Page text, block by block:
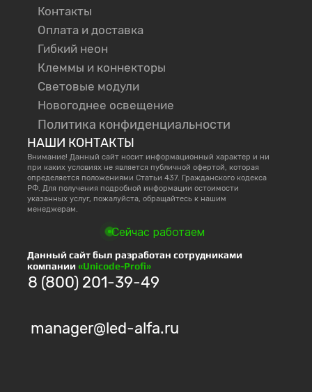
Контакты
Оплата и доставка
Гибкий неон
Клеммы и коннекторы
Световые модули
Новогоднее освещение
Политика конфиденциальности
НАШИ КОНТАКТЫ
Внимание! Данный сайт носит информационный характер и ни
при каких условиях не является публичной офертой, которая
определяется положениями Статьи 437. Гражданского кодекса
РФ. Для получения подробной информации остоимости
указанных услуг, пожалуйста, обращайтесь к нашим
менеджерам.
Сейчас работаем
Данный сайт был разработан сотрудниками
компании «Unicode-Profi»
8 (800) 201-39-49
manager@led-alfa.ru